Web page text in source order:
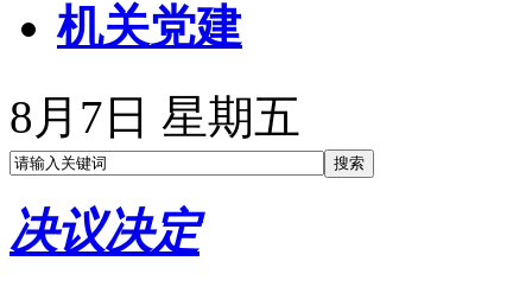
机关党建
8月7日 星期五
决议决定